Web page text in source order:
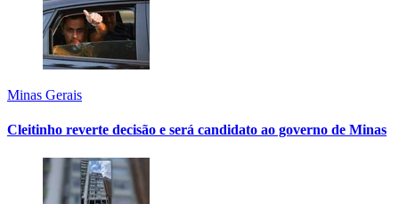
Minas Gerais
Cleitinho reverte decisão e será candidato ao governo de Minas